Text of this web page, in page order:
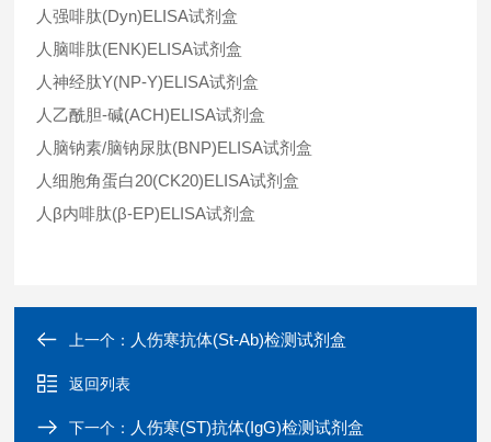
人强啡肽(Dyn)ELISA试剂盒
人脑啡肽(ENK)ELISA试剂盒
人神经肽Y(NP-Y)ELISA试剂盒
人乙酰胆-碱(ACH)ELISA试剂盒
人脑钠素/脑钠尿肽(BNP)ELISA试剂盒
人细胞角蛋白20(CK20)ELISA试剂盒
人β内啡肽(β-EP)ELISA试剂盒
上一个： 人伤寒抗体(St-Ab)检测试剂盒
返回列表
下一个： 人伤寒(ST)抗体(IgG)检测试剂盒